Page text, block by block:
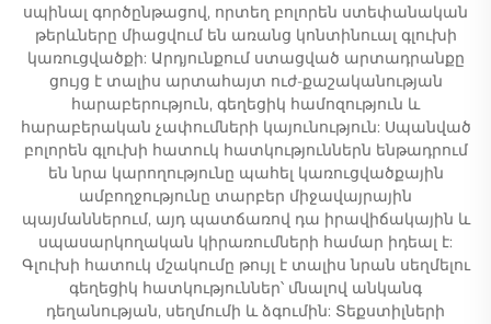
սպինալ գործընթացով, որտեղ բոլորեն ստեփանական
թերևները միացվում են առանց կոնտինուալ գլուխի
կառուցվածքի: Արդյունքում ստացված արտադրանքը
ցույց է տալիս արտահայտ ուժ-քաշականության
հարաբերություն, գեղեցիկ համոզություն և
հարաբերական չափումների կայունություն: Սպանված
բոլորեն գլուխի հատուկ հատկություններն ենթադրում
են նրա կարողությունը պահել կառուցվածքային
ամբողջությունը տարբեր միջավայրային
պայմաններում, այդ պատճառով դա իրավիճակային և
սպասարկողական կիրառումների համար իդեալ է:
Գլուխի հատուկ մշակումը թույլ է տալիս նրան սեղմելու
գեղեցիկ հատկություններ՝ մնալով անկանգ
դեղանության, սեղմումի և ձգումին: Տեքստիլների